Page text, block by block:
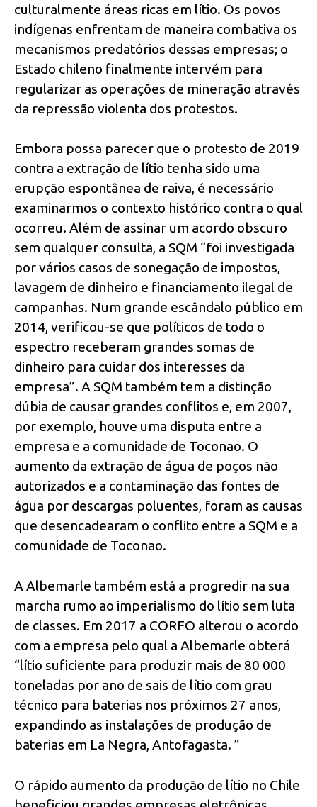
culturalmente áreas ricas em lítio. Os povos
indígenas enfrentam de maneira combativa os
mecanismos predatórios dessas empresas; o
Estado chileno finalmente intervém para
regularizar as operações de mineração através
da repressão violenta dos protestos.
Embora possa parecer que o protesto de 2019
contra a extração de lítio tenha sido uma
erupção espontânea de raiva, é necessário
examinarmos o contexto histórico contra o qual
ocorreu. Além de assinar um acordo obscuro
sem qualquer consulta, a SQM “foi investigada
por vários casos de sonegação de impostos,
lavagem de dinheiro e financiamento ilegal de
campanhas. Num grande escândalo público em
2014, verificou-se que políticos de todo o
espectro receberam grandes somas de
dinheiro para cuidar dos interesses da
empresa”. A SQM também tem a distinção
dúbia de causar grandes conflitos e, em 2007,
por exemplo, houve uma disputa entre a
empresa e a comunidade de Toconao. O
aumento da extração de água de poços não
autorizados e a contaminação das fontes de
água por descargas poluentes, foram as causas
que desencadearam o conflito entre a SQM e a
comunidade de Toconao.
A Albemarle também está a progredir na sua
marcha rumo ao imperialismo do lítio sem luta
de classes. Em 2017 a CORFO alterou o acordo
com a empresa pelo qual a Albemarle obterá
“lítio suficiente para produzir mais de 80 000
toneladas por ano de sais de lítio com grau
técnico para baterias nos próximos 27 anos,
expandindo as instalações de produção de
baterias em La Negra, Antofagasta. ”
O rápido aumento da produção de lítio no Chile